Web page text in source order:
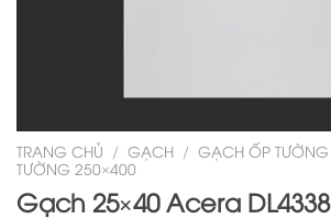
TRANG CHỦ / GẠCH / GẠCH ỐP TƯỜNG
TƯỜNG 250×400
Gạch 25×40 Acera DL4338